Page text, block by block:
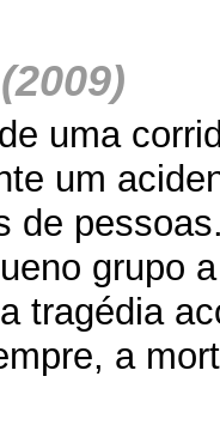
(2009)
uma
um
de
grupo
tragédia
a